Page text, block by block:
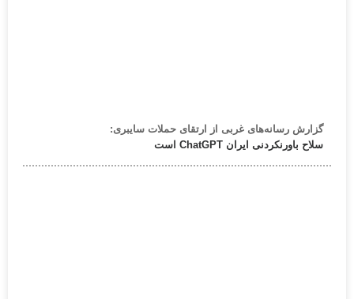
گزارش رسانه‌های غربی از ارتقای حملات سایبری:
سلاح باورنکردنی ایران ChatGPT است